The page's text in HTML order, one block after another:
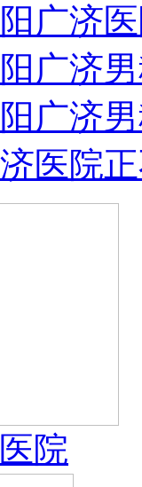
广济
广济
广济
医院
院